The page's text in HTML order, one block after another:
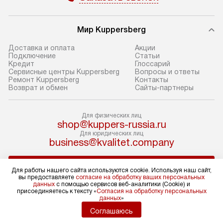
требуется перенос прибора
до двери квартиры или до места
установки, предварительно
согласуйте это с менеджером.
За данную услугу взимается
они не позволяют пронести его
через дверной проем,
то сотрудники транспортной
службы не смогут демонтировать
дверцы, ручки или другие
выступающие элементы, так как это
может повлечь отказ в проведении
гарантийного ремонта в будущем.
Перед заказом удостоверьтесь, что
нишу или на
запуск и
консультация
В стандартную
не входят:
коммуникаций,
материалы,
Мир Kuppersberg
Доставка и оплата
Подключение
Кредит
Сервисные центры Kuppersberg
Ремонт Kuppersberg
Возврат и обмен
Акции
Cтатьи
Глоссарий
Вопросы и ответы
Контакты
Сайты-партнеры
Для физических лиц
shop@kuppers-russia.ru
Для юридических лиц
business@kvalitet.company
Политика конфиденциальности
Условия продажи
Карта сайта
Для работы нашего сайта используются cookie. Используя наш сайт,
вы предоставляете согласие на обработку ваших персональных
данных с помощью сервисов веб-аналитики (Cookie) и
присоединяетесь к тексту «Согласия на обработку персональных
данных»
Соглашаюсь